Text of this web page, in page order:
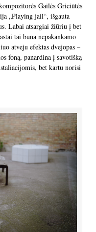
Gailės Griciūtės
„Playing jail“, išgauta
Labai atsargiai žiūriu į bet
tai būna nepakankamo
atveju efektas dvejopas –
foną, panardina į savotišką
bet kartu norisi